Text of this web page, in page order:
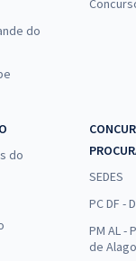
do
do
SEDES
PC DF -
PM AL -
de